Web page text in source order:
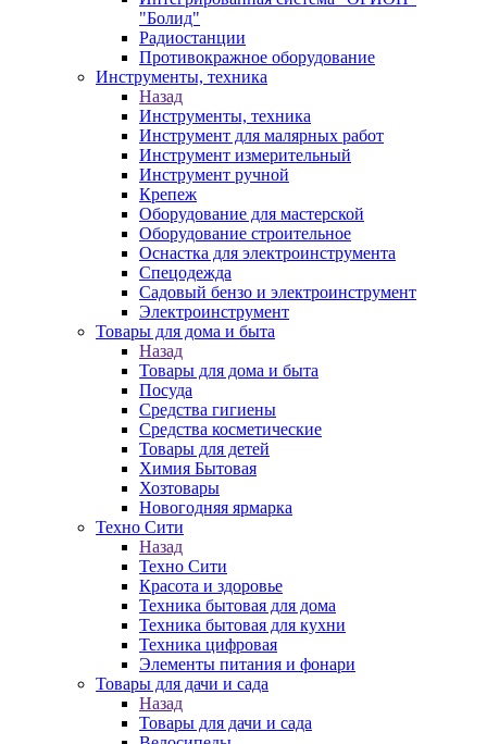
"Болид"
Радиостанции
Противокражное оборудование
Инструменты, техника
Назад
Инструменты, техника
Инструмент для малярных работ
Инструмент измерительный
Инструмент ручной
Крепеж
Оборудование для мастерской
Оборудование строительное
Оснастка для электроинструмента
Спецодежда
Садовый бензо и электроинструмент
Электроинструмент
Товары для дома и быта
Назад
Товары для дома и быта
Посуда
Средства гигиены
Средства косметические
Товары для детей
Химия Бытовая
Хозтовары
Новогодняя ярмарка
Техно Сити
Назад
Техно Сити
Красота и здоровье
Техника бытовая для дома
Техника бытовая для кухни
Техника цифровая
Элементы питания и фонари
Товары для дачи и сада
Назад
Товары для дачи и сада